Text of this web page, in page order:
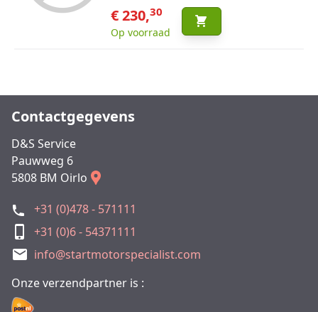
€ 230,30
Op voorraad
Contactgegevens
D&S Service
Pauwweg 6
5808 BM Oirlo
+31 (0)478 - 571111
+31 (0)6 - 54371111
info@startmotorspecialist.com
Onze verzendpartner is :